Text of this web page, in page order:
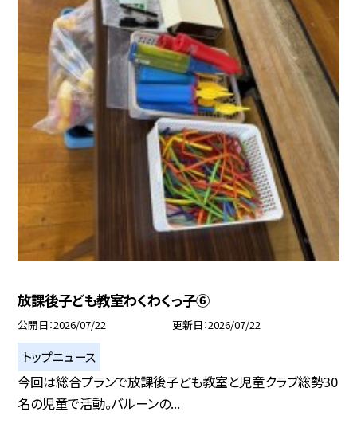
放課後子ども教室わくわくっ子⑥
公開日 2026/07/22 更新日 2026/07/22
トップニュース
今回は総合プランで放課後子ども教室と児童クラブ総勢30
名の児童で活動。バルーンの...